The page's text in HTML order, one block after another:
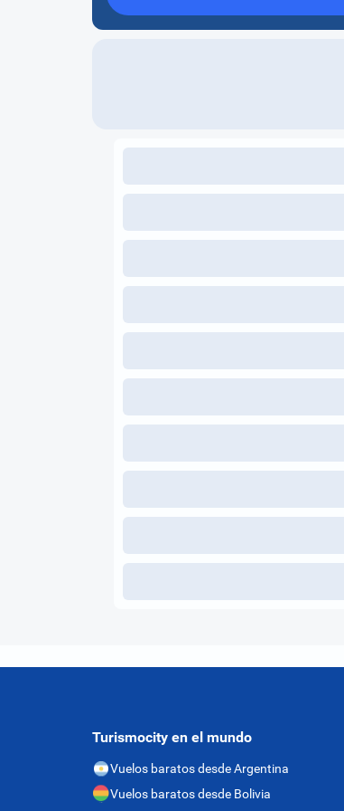
Turismocity en el mundo
Vuelos baratos desde Argentina
Vuelos baratos desde Bolivia